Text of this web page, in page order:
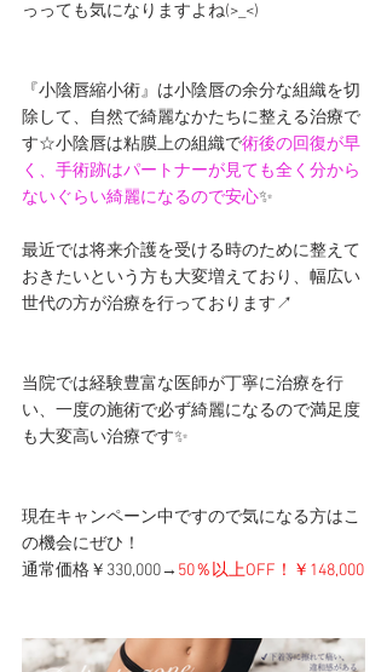
っっても気になりますよね(>_<)
『小陰唇縮小術』は小陰唇の余分な組織を切
除して、自然で綺麗なかたちに整える治療で
す☆小陰唇は粘膜上の組織で術後の回復が早
く、手術跡はパートナーが見ても全く分から
ないぐらい綺麗になるので安心✨
最近では将来介護を受ける時のために整えて
おきたいという方も大変増えており、幅広い
世代の方が治療を行っております↗
当院では経験豊富な医師が丁寧に治療を行
い、一度の施術で必ず綺麗になるので満足度
も大変高い治療です✨
現在キャンペーン中ですので気になる方はこ
の機会にぜひ！
通常価格￥330,000→ 50％以上OFF！￥148,000